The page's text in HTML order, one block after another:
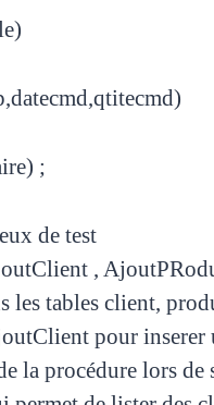
;
de test
,
les tables client,
pour inserer
la procédure lors